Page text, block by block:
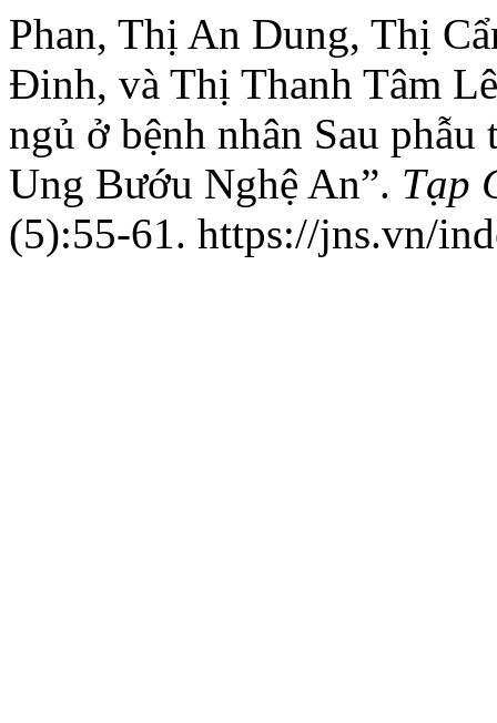
Phan, Thị An Dung, Thị
Đinh, và Thị Thanh Tâm
ngủ ở bệnh nhân Sau
Ung Bướu Nghệ An”. Tạp
(5):55-61. https://jns.vn/